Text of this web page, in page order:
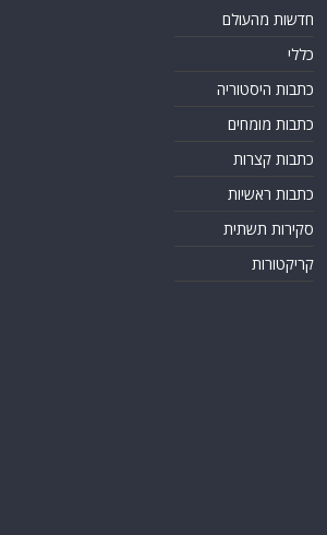
חדשות מהעולם
כללי
כתבות היסטוריה
כתבות מומחים
כתבות קצרות
כתבות ראשיות
סקירות תשתית
קריקטורות